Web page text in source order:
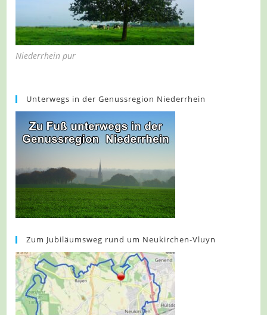
Niederrhein pur
Unterwegs in der Genussregion Niederrhein
Zum Jubiläumsweg rund um Neukirchen-Vluyn